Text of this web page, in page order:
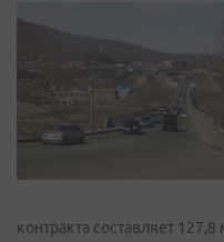
контракта составляет